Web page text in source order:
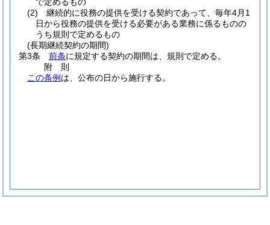
(2)
継続的に役務の提供を受ける契約であって、毎年4月1
日から役務の提供を受ける必要がある業務に係るものの
うち規則で定めるもの
(長期継続契約の期間)
第3条
前条に規定する契約の期間は、規則で定める。
附 則
この条例 は、公布の日から施行する。